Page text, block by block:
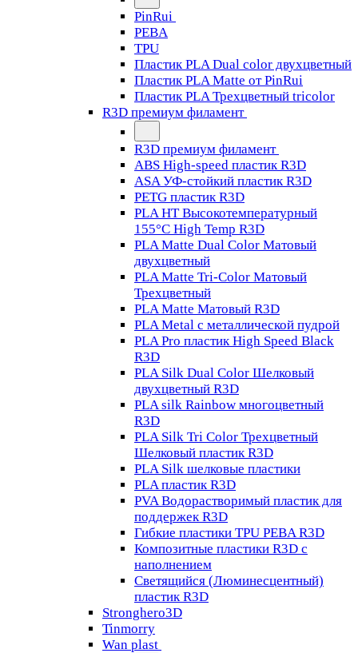
PinRui
PEBA
TPU
Пластик PLA Dual color двухцветный
Пластик PLA Matte от PinRui
Пластик PLA Трехцветный tricolor
R3D премиум филамент
R3D премиум филамент
ABS High-speed пластик R3D
ASA УФ-стойкий пластик R3D
PETG пластик R3D
PLA HT Высокотемпературный
155°C High Temp R3D
PLA Matte Dual Color Матовый
двухцветный
PLA Matte Tri-Color Матовый
Трехцветный
PLA Matte Матовый R3D
PLA Metal с металлической пудрой
PLA Pro пластик High Speed Black
R3D
PLA Silk Dual Color Шелковый
двухцветный R3D
PLA silk Rainbow многоцветный
R3D
PLA Silk Tri Color Трехцветный
Шелковый пластик R3D
PLA Silk шелковые пластики
PLA пластик R3D
PVA Водорастворимый пластик для
поддержек R3D
Гибкие пластики TPU PEBA R3D
Композитные пластики R3D с
наполнением
Светящийся (Люминесцентный)
пластик R3D
Stronghero3D
Tinmorry
Wan plast